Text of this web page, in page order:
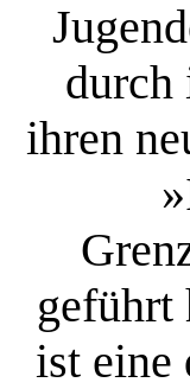
durch
ihren
geführt
ist eine